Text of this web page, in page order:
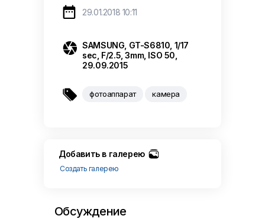
 29.01.2018 10:11
 SAMSUNG, GT-S6810, 1/17
sec, F/2.5, 3mm, ISO 50,
29.09.2015
 фотоаппарат камера
Добавить в галерею
Создать галерею
Обсуждение